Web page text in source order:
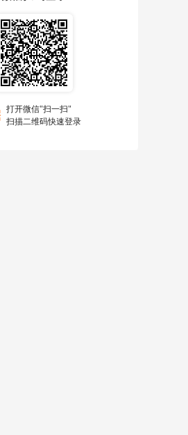
打开微信"扫一扫"
扫描二维码快速登录